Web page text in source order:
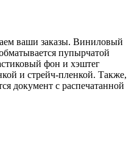
ваши заказы. Виниловый
пупырчатой
фон и хэштег
и стрейч-пленкой. Также,
документ с распечатанной